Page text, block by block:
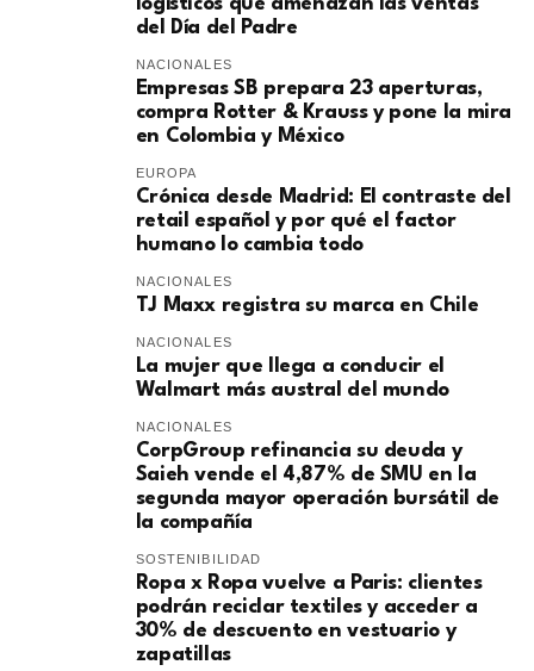
logísticos que amenazan las ventas
del Día del Padre
NACIONALES
Empresas SB prepara 23 aperturas,
compra Rotter & Krauss y pone la mira
en Colombia y México
EUROPA
​Crónica desde Madrid: El contraste del
retail español y por qué el factor
humano lo cambia todo
NACIONALES
TJ Maxx registra su marca en Chile
NACIONALES
La mujer que llega a conducir el
Walmart más austral del mundo
NACIONALES
CorpGroup refinancia su deuda y
Saieh vende el 4,87% de SMU en la
segunda mayor operación bursátil de
la compañía
SOSTENIBILIDAD
Ropa x Ropa vuelve a Paris: clientes
podrán reciclar textiles y acceder a
30% de descuento en vestuario y
zapatillas